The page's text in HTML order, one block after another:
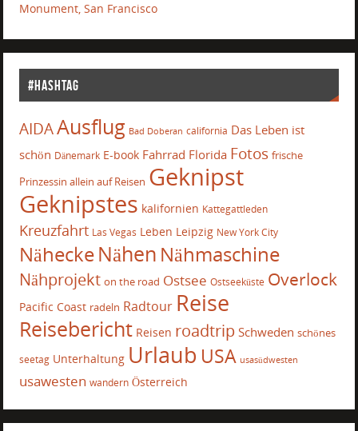
Monument, San Francisco
#Hashtag
AIDAAusflug Bad Doberan california Das Leben ist
schön Dänemark E-book Fahrrad Florida Fotos frische
Prinzessin allein auf Reisen Geknipst
Geknipstes kalifornien Kattegattleden
Kreuzfahrt Las Vegas Leben Leipzig New York City
NäheckeNähen Nähmaschine
Nähprojekt on the road Ostsee Ostseeküste Overlock
Pacific Coast radeln Radtour Reise
Reisebericht Reisen roadtrip Schweden schönes
seetag Unterhaltung Urlaub USA usasüdwesten
usawesten wandern Österreich